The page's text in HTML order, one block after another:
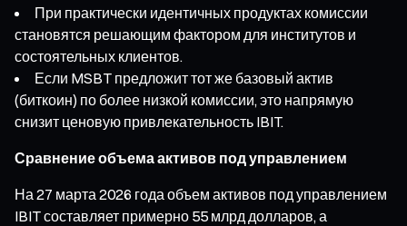
При практически идентичных продуктах комиссии
становятся решающим фактором для институтов и
состоятельных клиентов.
Если MSBT предложит тот же базовый актив
(биткоин) по более низкой комиссии, это напрямую
снизит ценовую привлекательность IBIT.
Сравнение объема активов под управлением
На 27 марта 2026 года объем активов под управлением
IBIT составляет примерно 55 млрд долларов, а